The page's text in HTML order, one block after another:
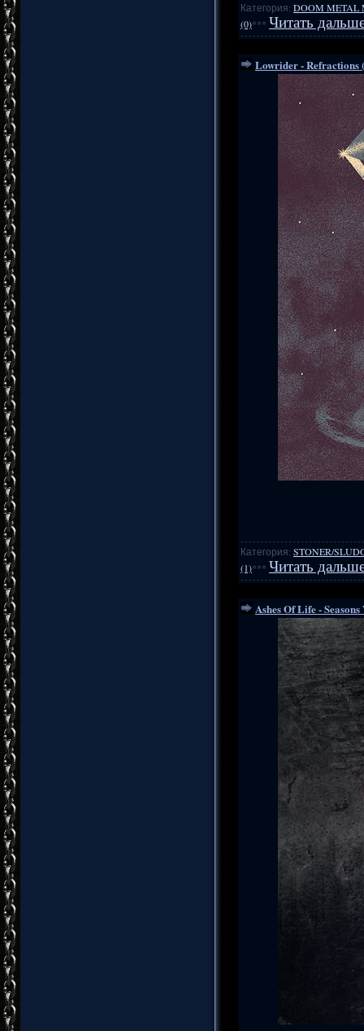
Категория: DOOM METAL
(0)*** Читать
Lowrider - Refractions
Категория: STONER/
(1)*** Читать
Ashes Of Life -